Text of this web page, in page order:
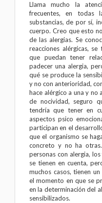
Llama mucho la
frecuentes, en todas
substancias, de por sí,
cuerpo. Creo que esto
de las alergias. Se
reacciones alérgicas,
que puedan tener
padecer una alergia,
qué se produce la
y no con anterioridad,
hace alérgico a una y no
de nocividad, seguro
tendría que tener en
aspectos psico
participan en el
que el organismo se
concreto y no ha
personas con alergia,
se tienen en cuenta,
muchos casos, tienen
el momento en que se
en la determinación del
sensibilizados.